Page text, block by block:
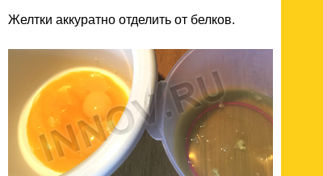
Желтки аккуратно отделить от белков.